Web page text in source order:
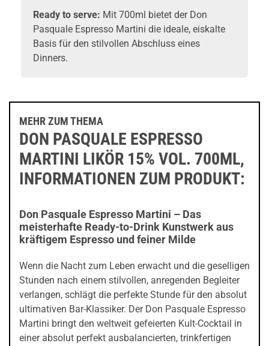
Ready to serve: Mit 700ml bietet der Don
Pasquale Espresso Martini die ideale, eiskalte
Basis für den stilvollen Abschluss eines
Dinners.
MEHR ZUM THEMA
DON PASQUALE ESPRESSO
MARTINI LIKÖR 15% VOL. 700ML,
INFORMATIONEN ZUM PRODUKT:
Don Pasquale Espresso Martini – Das
meisterhafte Ready-to-Drink Kunstwerk aus
kräftigem Espresso und feiner Milde
Wenn die Nacht zum Leben erwacht und die geselligen
Stunden nach einem stilvollen, anregenden Begleiter
verlangen, schlägt die perfekte Stunde für den absolut
ultimativen Bar-Klassiker. Der Don Pasquale Espresso
Martini bringt den weltweit gefeierten Kult-Cocktail in
einer absolut perfekt ausbalancierten, trinkfertigen